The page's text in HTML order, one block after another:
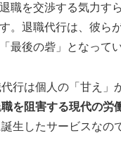
職を交渉する気力す
。退職代行は、彼ら
最後の砦」となって
行は個人の「甘え」
を阻害する現代の労
生したサービスなの